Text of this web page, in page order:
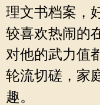
理文书档案，
较喜欢热闹的
对他的武力值
轮流切磋，家
趣。